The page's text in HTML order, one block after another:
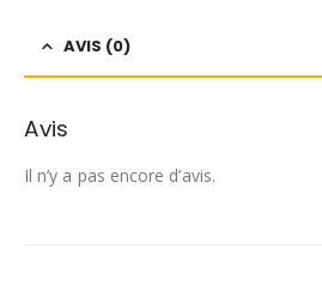
AVIS (0)
Avis
Il n’y a pas encore d’avis.